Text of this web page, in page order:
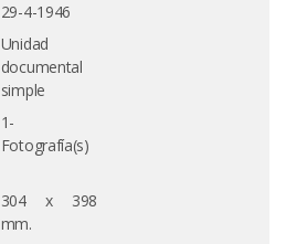
29-4-1946
Unidad
documental
simple
1-
Fotografía(s)
304 x 398
mm.